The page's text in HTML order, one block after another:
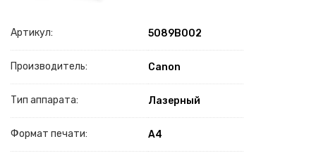
Артикул: 5089B002
Производитель: Canon
Тип аппарата: Лазерный
Формат печати: A4